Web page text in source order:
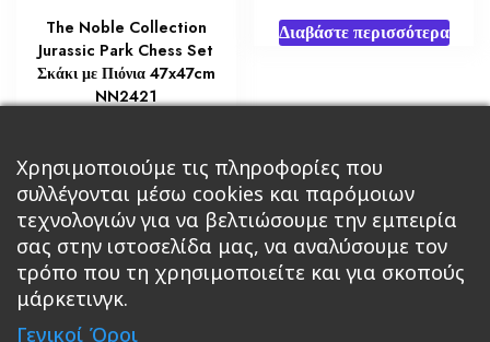
The Noble Collection
Jurassic Park Chess Set
Σκάκι με Πιόνια 47x47cm
NN2421
Διαβάστε περισσότερα
Διαβάστε περισσότερα
Κεντρική Βιβλία
Χρησιμοποιούμε τις πληροφορίες που
συλλέγονται μέσω cookies και παρόμοιων
τεχνολογιών για να βελτιώσουμε την εμπειρία
σας στην ιστοσελίδα μας, να αναλύσουμε τον
τρόπο που τη χρησιμοποιείτε και για σκοπούς
μάρκετινγκ.
Γενικοί Όροι